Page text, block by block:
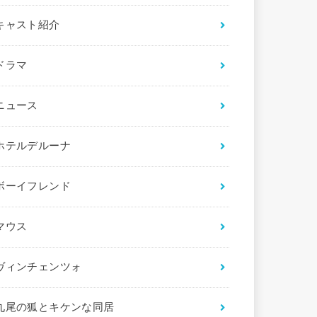
ャスト紹介
ラマ
ュース
テルデルーナ
ーイフレンド
ウス
ィンチェンツォ
尾の狐とキケンな同居